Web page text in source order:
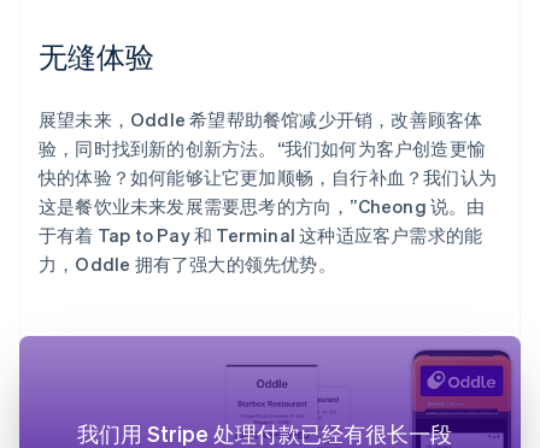
无缝体验
展望未来，Oddle 希望帮助餐馆减少开销，改善顾客体
验，同时找到新的创新方法。“我们如何为客户创造更愉
快的体验？如何能够让它更加顺畅，自行补血？我们认为
这是餐饮业未来发展需要思考的方向，”Cheong 说。由
于有着 Tap to Pay 和 Terminal 这种适应客户需求的能
力，Oddle 拥有了强大的领先优势。
我们用 Stripe 处理付款已经有很长一段